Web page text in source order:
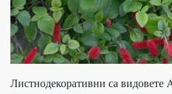
Листнодекоративни са видовете